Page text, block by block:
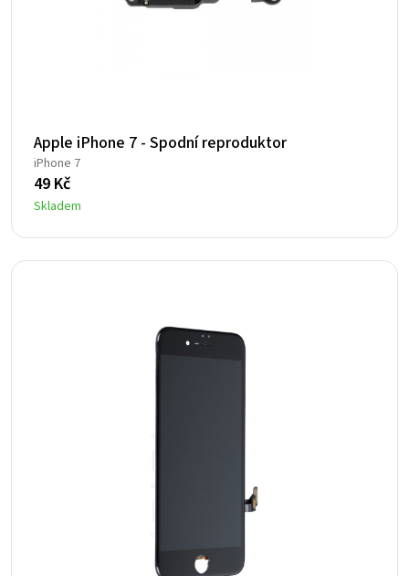
Apple iPhone 7 - Spodní reproduktor
iPhone 7
49 Kč
Skladem